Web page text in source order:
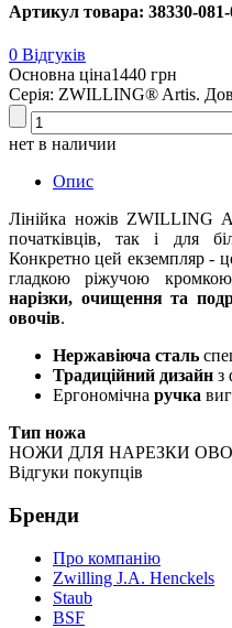
Артикул товара: 38330-
0 Відгуків
Основна ціна1440 грн
Серія: ZWILLING® Artis.
нет в наличии
Опис
Лінійка ножів ZWILLING
початківців, так і для
Конкретно цей екземпляр -
гладкою ріжучою
нарізки, очищення та
овочів.
Нержавіюча сталь
Традиційний дизайн з
Ергономічна ручка
Тип ножа
НОЖИ ДЛЯ НАРЕЗКИ
Відгуки покупців
Бренди
Про компанію
Zwilling J.A. Henckels
Staub
BSF